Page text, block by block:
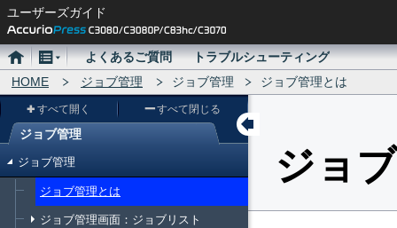
ユーザーズガイド
ホ
ー
メ
ニ
ュ
ー
よくあるご質問
トラブルシューティング
HOME
ジョブ管理 ジョブ管理 ジョブ管理とは
ニ
ジョブ管理
すべて開く すべて閉じる
ジョブ管理
ジョブ管理とは
ジョブ管理画面：ジョブリスト
ジョ